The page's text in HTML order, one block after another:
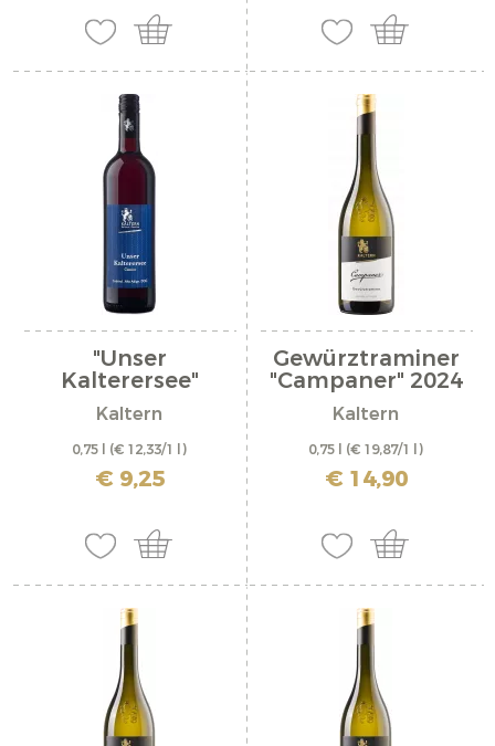
"Unser
Kalterersee"
classico...
Kaltern
0,75 l (€ 12,33/1 l)
inkl. MwSt. zzgl. Versandkosten
€ 9,25
Gewürztraminer
"Campaner" 2024
Kaltern
0,75 l (€ 19,87/1 l)
inkl. MwSt. zzgl. Versandkosten
€ 14,90